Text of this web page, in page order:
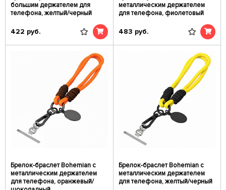
большим держателем для
телефона, желтый/черный
422 руб.
металлическим держателем
для телефона, фиолетовый
483 руб.
Брелок-браслет Bohemian c
металлическим держателем
для телефона, оранжевый/
Брелок-браслет Bohemian c
металлическим держателем
для телефона, желтый/черный